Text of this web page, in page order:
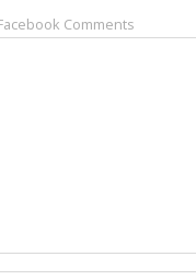
Comments